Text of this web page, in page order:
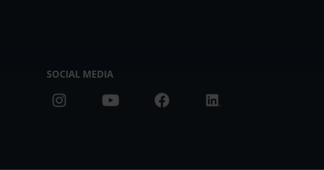
SOCIAL MEDIA